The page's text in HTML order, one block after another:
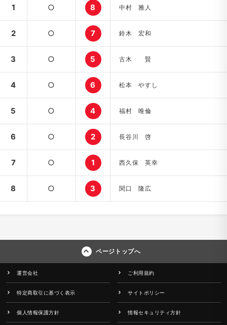
1 ○ 8 中村 雅人
2 ○ 7 鈴木 宏和
3 ○ 5 古木 賢
4 ○ 6 松本 やすし
5 ○ 4 福村 唯倫
6 ○ 2 長谷川 啓
7 ○ 1 西久保 英幸
8 ○ 3 関口 隆広
ページトップへ
運営会社 ご利用規約
特定商取引に基づく表示 サイトポリシー
個人情報保護方針 情報セキュリティ方針